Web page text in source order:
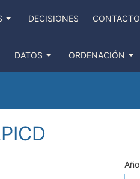
DECISIONES CONTACTO
DATOS ORDENACIÓN
Año